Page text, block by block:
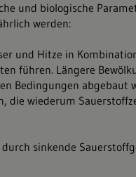
und biologische
werden:
und Hitze in
führen. Längere
Bedingungen abgebaut
die wiederum
sinkende